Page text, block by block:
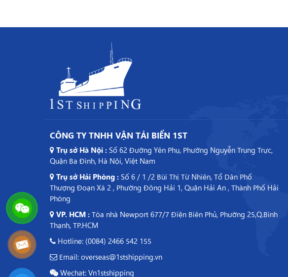
CÔNG TY TNHH VẬN TẢI BIỂN 1ST
Trụ sở Hà Nội :Số 62 Đường Yên Phụ, Phường Nguyễn Trung Trực,
Quận Ba Đình, Hà Nội, Việt Nam
Trụ sở Hải Phòng :Số 6 / 1 /2 Bùi Thị Từ Nhiên, Tổ Dân Phố
Thượng Đoạn Xá 2 , Phường Đông Hải 1, Quận Hải An , Thành Phố Hải
Phòng
VP. HCM :Tòa nhà Newport 677/7 Điện Biên Phủ, Phường 25,Q.Bình
Thạnh, TP.HCM
Hotline: (0084) 2466 542 155
Email: overseas@1stshipping.vn
Wechat: Vn1stshipping